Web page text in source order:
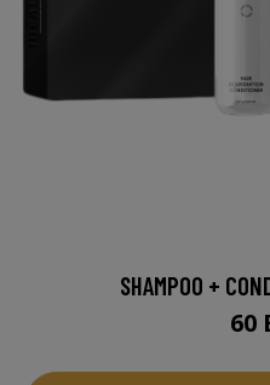
SHAMPOO +
60